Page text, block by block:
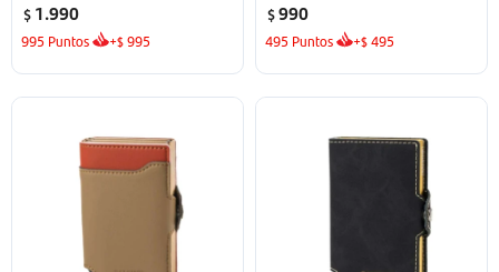
$ 1.990
995 Puntos +$995
$990
495 Puntos +$495